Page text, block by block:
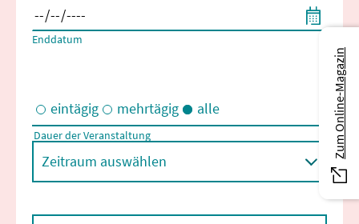
Enddatum
Eintägige und/oder mehrtägige Veranstaltungen
eintägig mehrtägig alle
Dauer der Veranstaltung
Zeitraum auswählen
Zum Online-Magazin